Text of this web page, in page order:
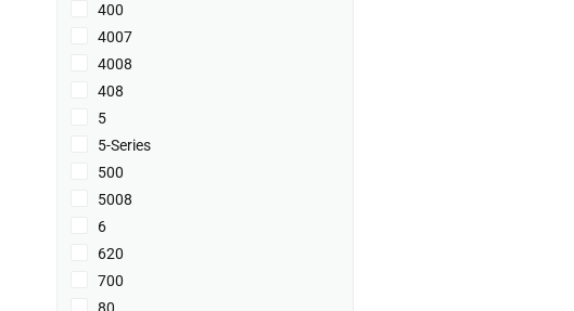
400
4007
4008
408
5
5-Series
500
5008
6
620
700